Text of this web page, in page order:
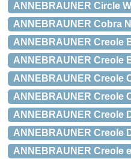
ANNEBRAUNER Circle
ANNEBRAUNER Cobra
ANNEBRAUNER Creole
ANNEBRAUNER Creole
ANNEBRAUNER Creole
ANNEBRAUNER Creole
ANNEBRAUNER Creole
ANNEBRAUNER Creole
ANNEBRAUNER Creole